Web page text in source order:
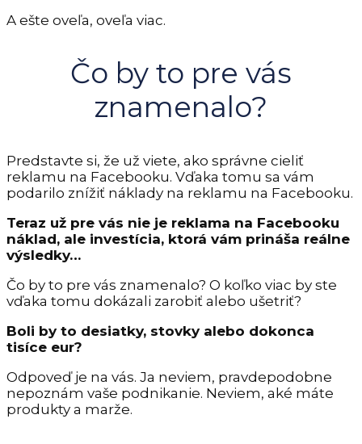
A ešte oveľa, oveľa viac.
Čo by to pre vás
znamenalo?
Predstavte si, že už viete, ako správne cieliť
reklamu na Facebooku. Vďaka tomu sa vám
podarilo znížiť náklady na reklamu na Facebooku.
Teraz už pre vás nie je reklama na Facebooku
náklad, ale investícia, ktorá vám prináša reálne
výsledky…
Čo by to pre vás znamenalo? O koľko viac by ste
vďaka tomu dokázali zarobiť alebo ušetriť?
Boli by to desiatky, stovky alebo dokonca
tisíce eur?
Odpoveď je na vás. Ja neviem, pravdepodobne
nepoznám vaše podnikanie. Neviem, aké máte
produkty a marže.